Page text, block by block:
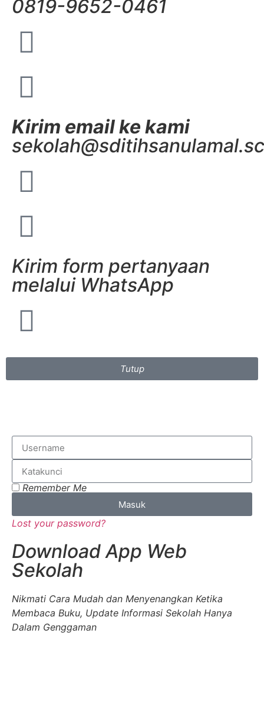
0819-9652-0461
Kirim email ke kami
Kirim form pertanyaan
melalui WhatsApp
Tutup
Remember Me
Masuk
Lost your password?
Download App Web
Sekolah
Nikmati Cara Mudah dan Menyenangkan Ketika
Membaca Buku, Update Informasi Sekolah Hanya
Dalam Genggaman